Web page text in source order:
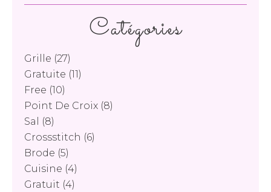
Catégories
Grille (27)
Gratuite (11)
Free (10)
Point De Croix (8)
Sal
(8)
Crossstitch (6)
Brode (5)
Cuisine (4)
Gratuit (4)